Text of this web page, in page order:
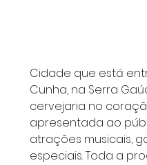
Cidade que está
Cunha, na Serra
cervejaria no
apresentada ao
atrações musicais,
especiais. Toda a